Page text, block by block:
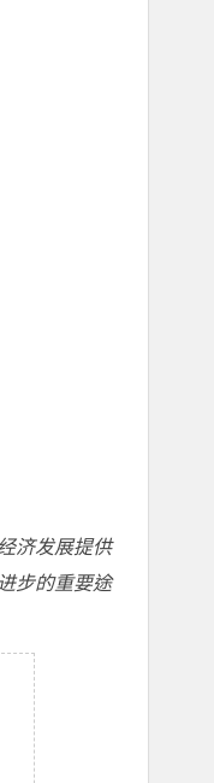
济发展提供
步的重要途